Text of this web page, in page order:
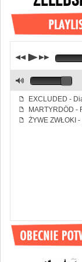
p
j k
f EXCLUDED -
f MARTYRDÖD -
f ŻYWE ZWŁOKI
M